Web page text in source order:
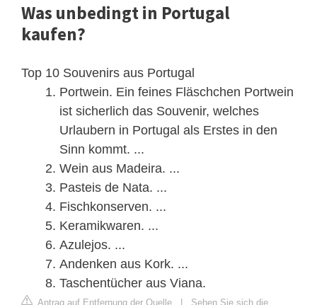
Was unbedingt in Portugal
kaufen?
Top 10 Souvenirs aus Portugal
Portwein. Ein feines Fläschchen Portwein
ist sicherlich das Souvenir, welches
Urlaubern in Portugal als Erstes in den
Sinn kommt. ...
Wein aus Madeira. ...
Pasteis de Nata. ...
Fischkonserven. ...
Keramikwaren. ...
Azulejos. ...
Andenken aus Kork. ...
Taschentücher aus Viana.
Antrag auf Entfernung der Quelle | Sehen Sie sich die